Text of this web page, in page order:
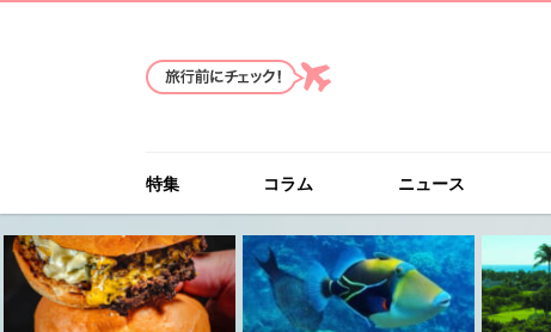
特集 コラム ニュース